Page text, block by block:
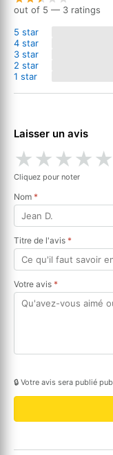
out of 5 — 3 ratings
5 star
4 star
3 star
2 star
1 star
Laisser un avis
★★★★★
Cliquez pour noter
Nom *
Titre de l'avis *
Votre avis *
🔒 Votre avis sera publié